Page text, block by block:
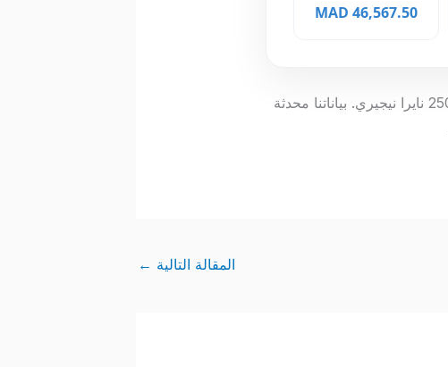
46,567.50 MAD
من خلال هذه الصفحة، يمكنك الوصول إلى محول عملات ذكي يوفر لك السعر اللحظي لـ 250 نايرا نيجيري. بياناتنا محدثة
المقالة التالية ←